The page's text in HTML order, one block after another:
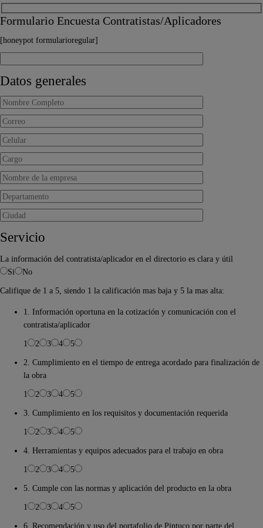
Formulario Encuesta Contratistas/Aplicadores
[honeypot formularioregular]
Datos generales
Servicio
La información del contratista/aplicador en el directorio es clara y útil
Si
No
Califique de 1 a 5, siendo 1 la calificación mas baja y 5 la mas alta:
1. Información oportuna en la cotización y comunicación con el
contratista/aplicador
1
2 3 4
5
2. Cumplimiento en el tiempo de entrega acordado para finalización de
la obra
1
2 3 4
5
3. Cumplimiento en los requisitos y documentación requerida
1
2 3 4
5
4. Herramientas y equipos adecuados para el trabajo en obra
1
2 3 4
5
5. Cumple con las normas y aplicación del producto en la obra
1
2 3 4
5
6. Recomendación y uso del portafolio de Pintuco por parte del